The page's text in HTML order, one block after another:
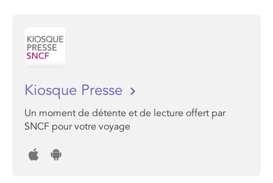
Kiosque Presse
Un moment de détente et de lecture offert par
SNCF pour votre voyage